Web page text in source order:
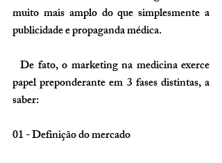
muito mais amplo do que simplesmente a
publicidade e propaganda médica.
papel preponderante em 3 fases distintas, a
saber:
01 - Definição do mercado